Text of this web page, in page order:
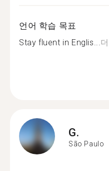
언어 학습 목표
Stay fluent in Englis...
G.
São Paulo